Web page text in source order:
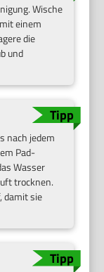
Wische
einem
die
und
nach jedem
Pad-
Wasser
trocknen.
damit sie